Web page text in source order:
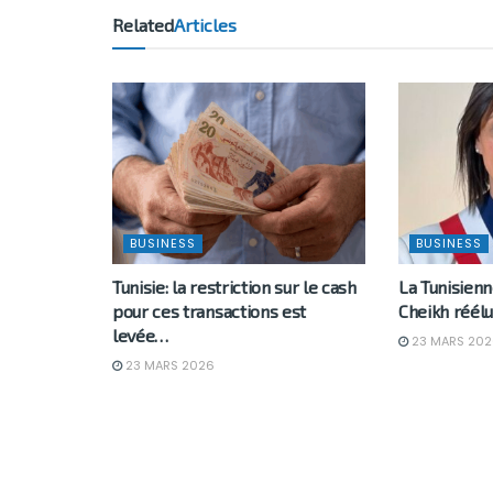
RelatedArticles
BUSINESS
Tunisie: la restriction sur le cash
pour ces transactions est
levée…
23 MARS 2026
BUSINESS
La
Cheikh
23 MARS